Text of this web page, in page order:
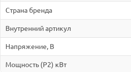
Страна бренда
Внутренний артикул
Напряжение, В
Мощность (P2) кВт